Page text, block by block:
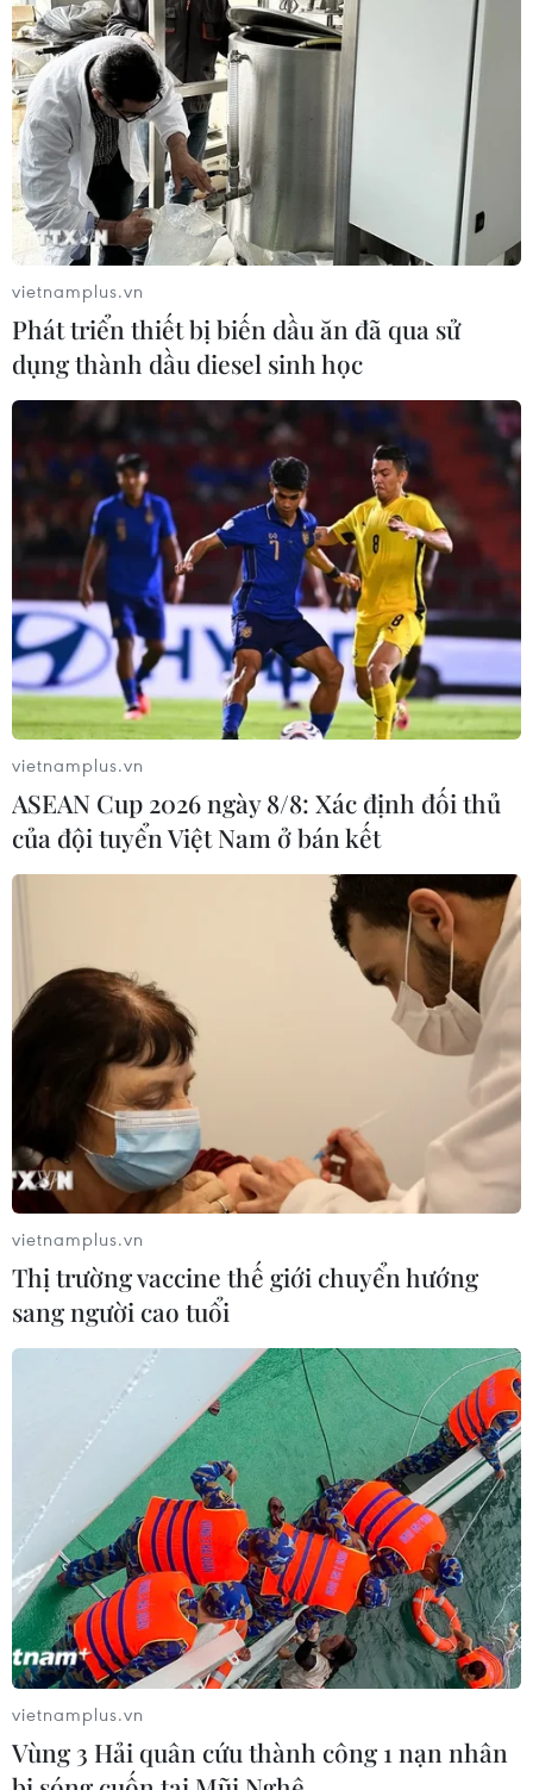
Drone Nga núp dưới đất phục
kích, bất ngờ hạ xe chở lính Ukraine
31/03/2025 09:29
Đoạn video cho thấy một chiến thuật mới đang trở nên
phổ biến trên chiến trường: các phi công điều khiển
drone nằm phục kích dọc theo tuyến đường vận tải có
phương tiện của đối phương qua lại, sau đó tấn công
bất ngờ.
vietnamplus.vn
Phát triển thiết bị biến dầu ăn đã qua sử
dụng thành dầu diesel sinh học
vietnamplus.vn
ASEAN Cup 2026 ngày 8/8: Xác định đối thủ
của đội tuyển Việt Nam ở bán kết
vietnamplus.vn
Thị trường vaccine thế giới chuyển hướng
sang người cao tuổi
vietnamplus.vn
Vùng 3 Hải quân cứu thành công 1 nạn nhân